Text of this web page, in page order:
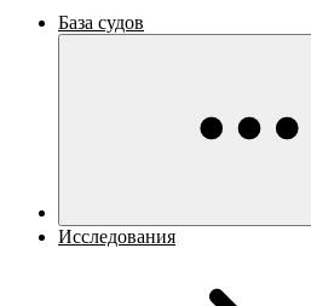
База судов
Исследования